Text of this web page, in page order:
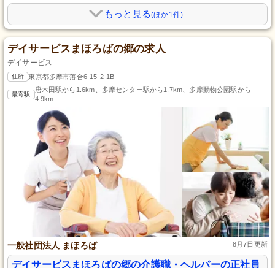
もっと見る(ほか1件)
デイサービスまほろばの郷の求人
デイサービス
住所 東京都多摩市落合6-15-2-1B
最寄駅
唐木田駅から1.6km、多摩センター駅から1.7km、多摩動物公園駅から
4.9km
一般社団法人 まほろば 8月7日更新
デイサービスまほろばの郷の介護職・ヘルパーの正社員